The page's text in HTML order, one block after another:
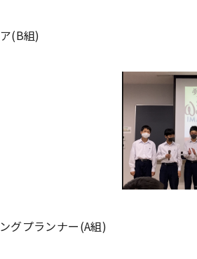
(B組)
グプランナー(A組)